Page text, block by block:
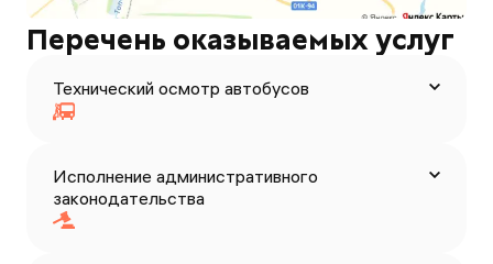
Перечень оказываемых услуг
Технический осмотр автобусов
Исполнение административного
законодательства